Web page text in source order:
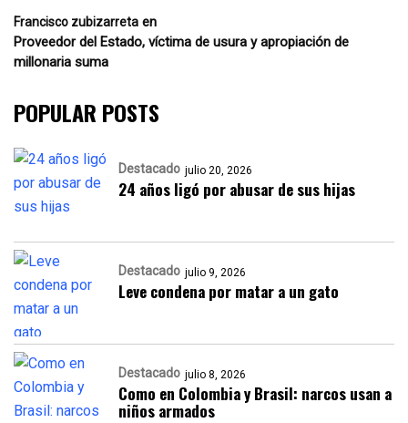
Francisco zubizarreta en
Proveedor del Estado, víctima de usura y apropiación de
millonaria suma
POPULAR POSTS
Destacado julio 20, 2026
24 años ligó por abusar de sus hijas
Destacado julio 9, 2026
Leve condena por matar a un gato
Destacado julio 8, 2026
Como en Colombia y Brasil: narcos usan a
niños armados